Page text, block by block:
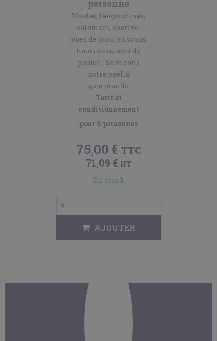
personne
Moules, langoustines,
calamars, chorizo,
joues de porc, poivrons,
hauts de cuisses de
poulet… Sont dans
notre paella
gourmande
Tarif et
conditionnement
pour 5 personnes
75,00 € TTC
71,09 € HT
En stock
AJOUTER